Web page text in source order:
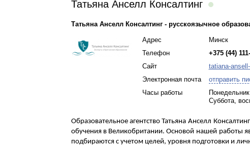
Татьяна Анселл Консалтинг
Татьяна Анселл Консалтинг - русскоязычное
Адрес
Минск
Телефон
+375 (44)
Сайт
tatiana-
Электронная почта
отправить
Часы работы
Суббота,
Образовательное агентство Татьяна Анселл Консалтинг
обучения в Великобритании. Основой нашей работы
подбираются с учетом целей, уровня подготовки и